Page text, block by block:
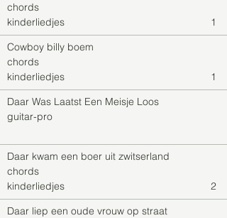
chords
kinderliedjes
1
Cowboy billy boem
chords
kinderliedjes
1
Daar Was Laatst Een Meisje Loos
guitar-pro
Daar kwam een boer uit zwitserland
chords
kinderliedjes
2
Daar liep een oude vrouw op straat